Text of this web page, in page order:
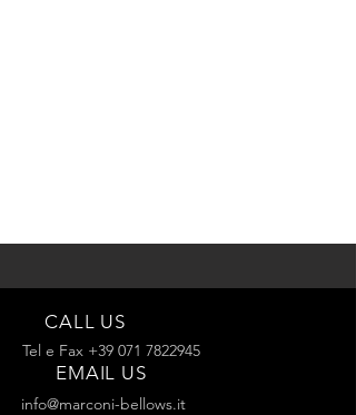
CALL US
Tel e Fax +39 071 7822945
EMAIL US
info@marconi-bellows.it